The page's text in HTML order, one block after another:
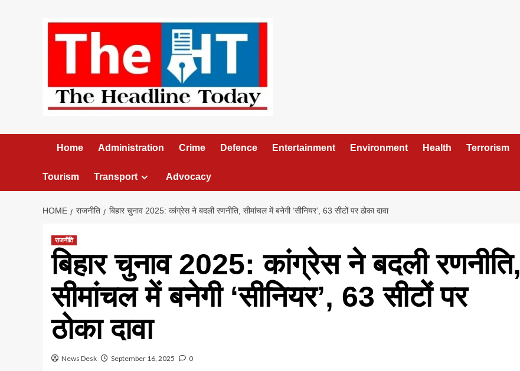
Home Administration Crime Defence Entertainment Environment Health Terrorism
Tourism Transport Advocacy
HOME राजनीति बिहार चुनाव 2025: कांग्रेस ने बदली रणनीति, सीमांचल में बनेगी ‘सीनियर’, 63 सीटों पर ठोका दावा
राजनीति
बिहार चुनाव 2025: कांग्रेस ने बदली रणनीति,
सीमांचल में बनेगी ‘सीनियर’, 63 सीटों पर
ठोका दावा
News Desk September 16, 2025 0